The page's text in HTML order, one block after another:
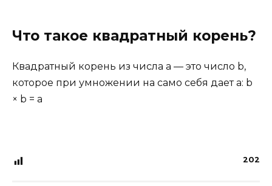
Что такое квадратный корень?
Квадратный корень из числа a — это число b,
которое при умножении на само себя дает a: b
× b = a
202